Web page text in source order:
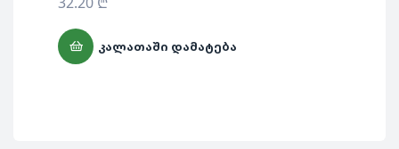
ᲙᲐᲚᲐᲗᲐᲨᲘ ᲓᲐᲛᲐᲢᲔᲑᲐ